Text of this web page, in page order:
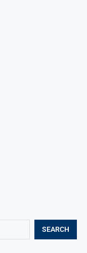
SEARCH